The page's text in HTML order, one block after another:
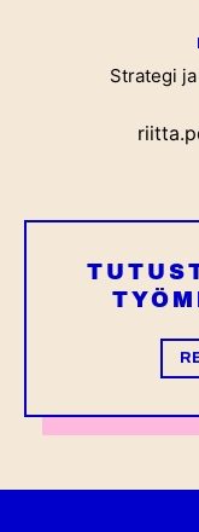
Strategi